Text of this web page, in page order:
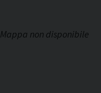
Mappa non disponibile